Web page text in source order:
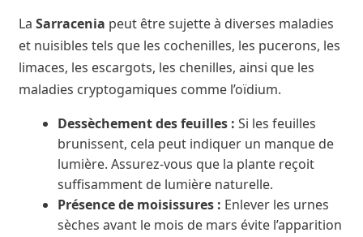
La Sarracenia peut être sujette à diverses maladies
et nuisibles tels que les cochenilles, les pucerons, les
limaces, les escargots, les chenilles, ainsi que les
maladies cryptogamiques comme l’oïdium.
Dessèchement des feuilles : Si les feuilles
brunissent, cela peut indiquer un manque de
lumière. Assurez-vous que la plante reçoit
suffisamment de lumière naturelle.
Présence de moisissures : Enlever les urnes
sèches avant le mois de mars évite l’apparition